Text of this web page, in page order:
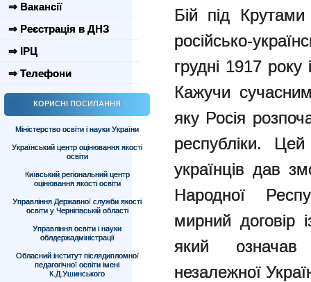
⇒ Вакансії
⇒ Реєстрація в ДНЗ
⇒ ІРЦ
⇒ Телефони
КОРИСНІ ПОСИЛАННЯ
Міністерство освіти і науки України
Український центр оцінювання якості
освіти
Київський регіональний центр
оцінювання якості освіти
Управління Державної служби якості
освіти у Чернігівській області
Управління освіти і науки
облдержадміністрації
Обласний інститут післядипломної
педагогічної освіти імені
К.Д.Ушинського
Бій під
російсько-
грудні 1917 року
Кажучи
яку Росія
республіки.
українців дав
Народної
мирний договір
який означав
незалежної